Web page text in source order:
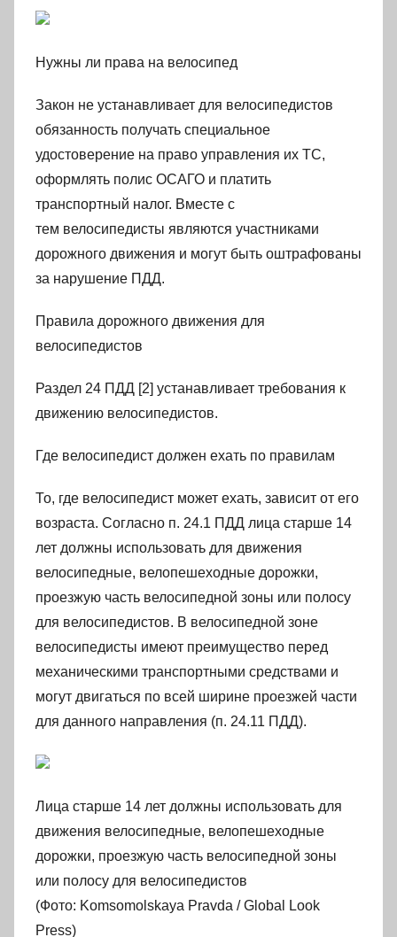
Нужны ли права на велосипед
Закон не устанавливает для велосипедистов
обязанность получать специальное
удостоверение на право управления их ТС,
оформлять полис ОСАГО и платить
транспортный налог. Вместе с
тем велосипедисты являются участниками
дорожного движения и могут быть оштрафованы
за нарушение ПДД.
Правила дорожного движения для
велосипедистов
Раздел 24 ПДД [2] устанавливает требования к
движению велосипедистов.
Где велосипедист должен ехать по правилам
То, где велосипедист может ехать, зависит от его
возраста. Согласно п. 24.1 ПДД лица старше 14
лет должны использовать для движения
велосипедные, велопешеходные дорожки,
проезжую часть велосипедной зоны или полосу
для велосипедистов. В велосипедной зоне
велосипедисты имеют преимущество перед
механическими транспортными средствами и
могут двигаться по всей ширине проезжей части
для данного направления (п. 24.11 ПДД).
Лица старше 14 лет должны использовать для
движения велосипедные, велопешеходные
дорожки, проезжую часть велосипедной зоны
или полосу для велосипедистов
(Фото: Komsomolskaya Pravda / Global Look
Press)